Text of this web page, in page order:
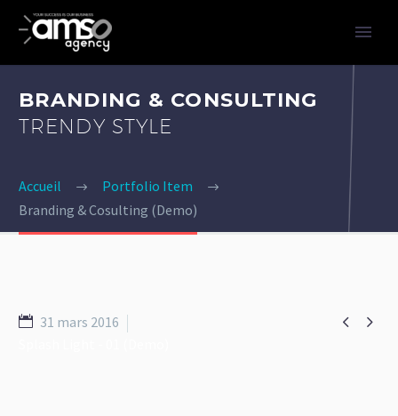
BRANDING & CONSULTING
TRENDY STYLE
Accueil
Portfolio Item
Branding & Cosulting (Demo)
 
31 mars 2016